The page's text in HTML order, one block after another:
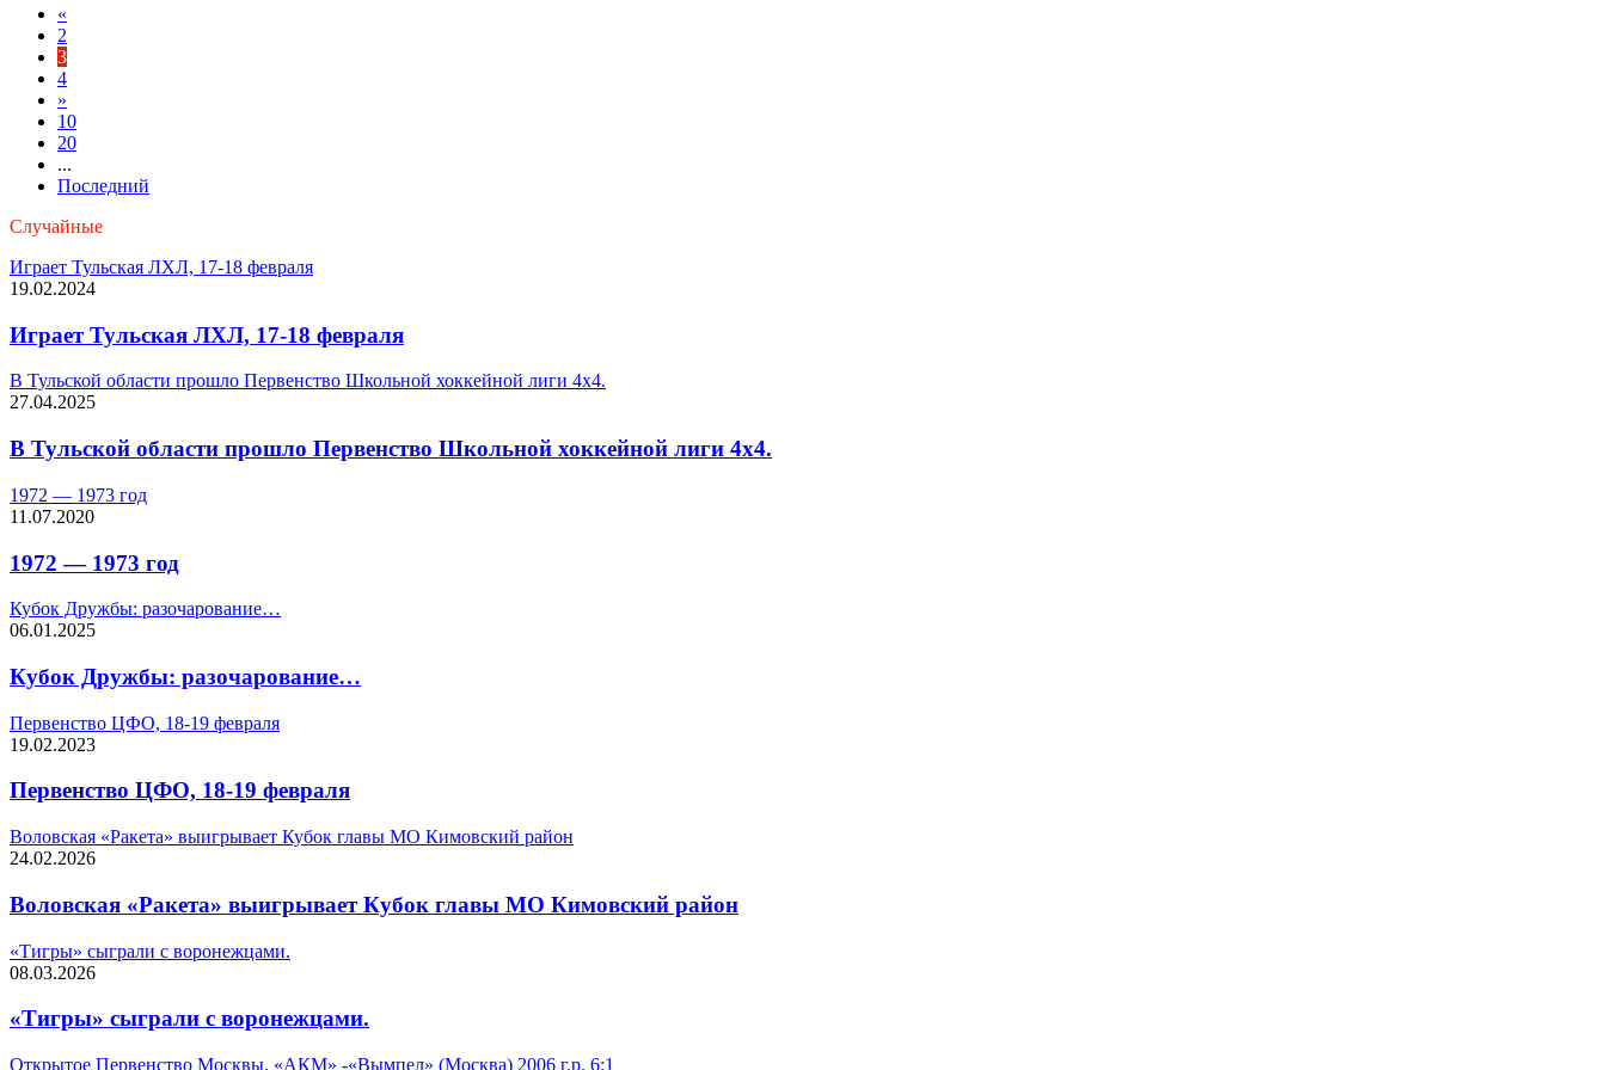
«
2
3
4
»
10
20
...
Последний
Случайные
Играет Тульская ЛХЛ, 17-18 февраля
19.02.2024
Играет Тульская ЛХЛ, 17-18 февраля
В Тульской области прошло Первенство Школьной хоккейной лиги 4х4.
27.04.2025
В Тульской области прошло Первенство Школьной хоккейной лиги 4х4.
1972 — 1973 год
11.07.2020
1972 — 1973 год
Кубок Дружбы: разочарование…
06.01.2025
Кубок Дружбы: разочарование…
Первенство ЦФО, 18-19 февраля
19.02.2023
Первенство ЦФО, 18-19 февраля
Воловская «Ракета» выигрывает Кубок главы МО Кимовский район
24.02.2026
Воловская «Ракета» выигрывает Кубок главы МО Кимовский район
«Тигры» сыграли с воронежцами.
08.03.2026
«Тигры» сыграли с воронежцами.
Открытое Первенство Москвы, «АКМ» -«Вымпел» (Москва) 2006 г.р. 6:1